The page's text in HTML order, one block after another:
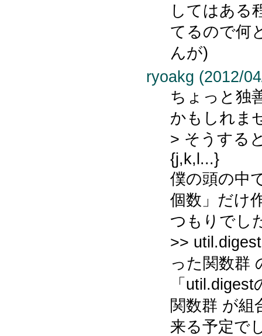
してはある
てるので何
んが)
ryoakg (2012/
ちょっと独
かもしれま
> そうする
{j,k,l...}
僕の頭の中
個数」だけ
つもりでし
>>
った関数群
「
関数群 が組
来る予定で